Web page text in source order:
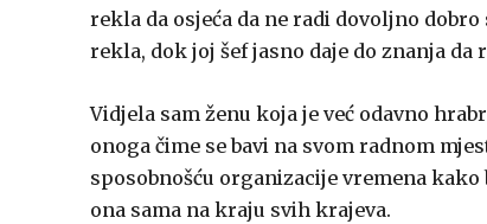
rekla da osjeća da ne radi dovoljno
rekla, dok joj šef jasno daje do znanja da
Vidjela sam ženu koja je već odavno
onoga čime se bavi na svom radnom
sposobnošću organizacije vremena
ona sama na kraju svih krajeva.